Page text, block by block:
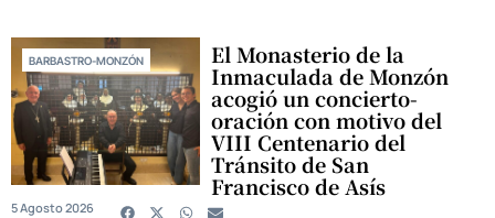
BARBASTRO-MONZÓN El Monasterio de la
Inmaculada de Monzón
acogió un concierto-
oración con motivo del
VIII Centenario del
Tránsito de San
Francisco de Asís
5 Agosto 2026